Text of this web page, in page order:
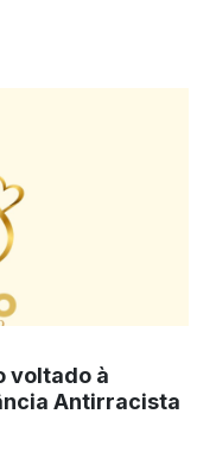
voltado à
Antirracista